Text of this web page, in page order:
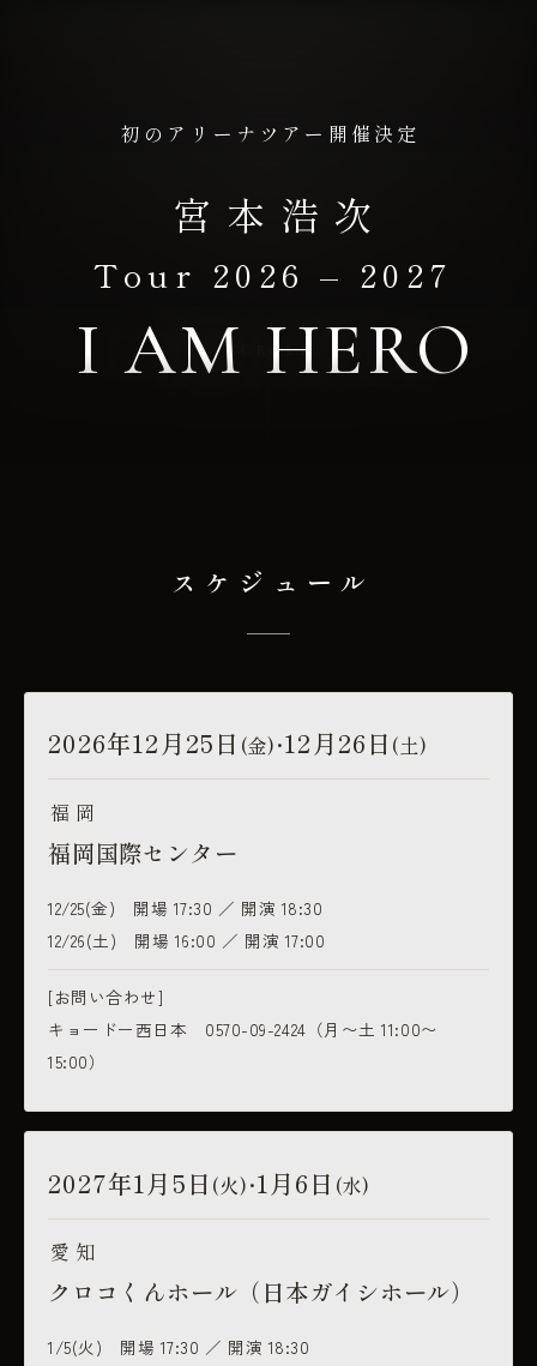
初のアリーナツアー開催決定
宮本浩次
Tour 2026 – 2027
I AM HERO
SCROLL
スケジュール
2026年12月25日 (金)・12月26日 (土)
福岡
福岡国際センター
12/25(金) 開場 17:30 ／ 開演 18:30
12/26(土) 開場 16:00 ／ 開演 17:00
[お問い合わせ]
キョードー西日本 0570-09-2424（月〜土 11:00〜
15:00）
2027年1月5日 (火)・1月6日 (水)
愛知
クロコくんホール（日本ガイシホール）
1/5(火) 開場 17:30 ／ 開演 18:30